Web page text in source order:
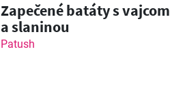
Zapečené batáty s vajcom
a slaninou
Patush